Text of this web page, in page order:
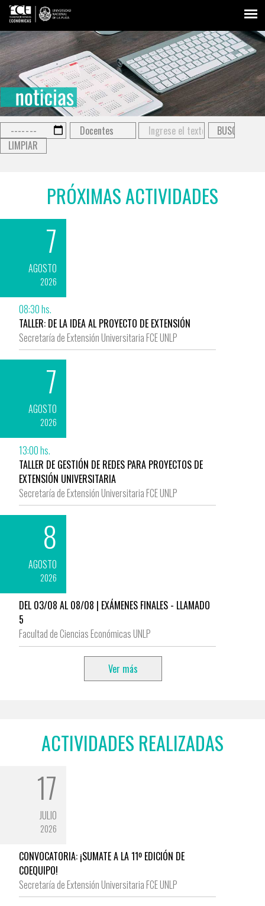
LIMPIAR
PRÓXIMAS ACTIVIDADES
7
AGOSTO
2026
08:30 hs.
TALLER: DE LA IDEA AL PROYECTO DE EXTENSIÓN
Secretaría de Extensión Universitaria FCE UNLP
7
AGOSTO
2026
13:00 hs.
TALLER DE GESTIÓN DE REDES PARA PROYECTOS DE
EXTENSIÓN UNIVERSITARIA
Secretaría de Extensión Universitaria FCE UNLP
8
AGOSTO
2026
DEL 03/08 AL 08/08 | EXÁMENES FINALES - LLAMADO
5
Facultad de Ciencias Económicas UNLP
Ver más
ACTIVIDADES REALIZADAS
17
JULIO
2026
CONVOCATORIA: ¡SUMATE A LA 11º EDICIÓN DE
COEQUIPO!
Secretaría de Extensión Universitaria FCE UNLP